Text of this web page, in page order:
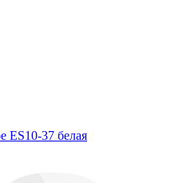
ES10-37 белая